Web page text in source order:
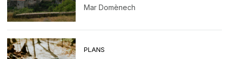
Mar Domènech
PLANS